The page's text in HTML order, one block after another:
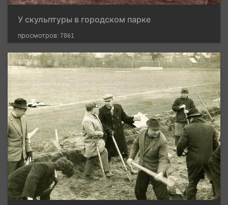
У скульптуры в городском парке
просмотров: 7861